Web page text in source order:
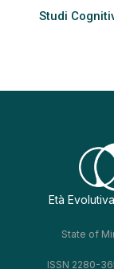
Studi
Età Evolutiva
State of
ISSN 2280-